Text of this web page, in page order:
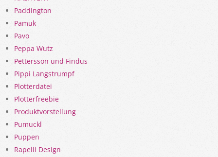
Paddington
Pamuk
Pavo
Peppa Wutz
Pettersson und Findus
Pippi Langstrumpf
Plotterdatei
Plotterfreebie
Produktvorstellung
Pumuckl
Puppen
Rapelli Design